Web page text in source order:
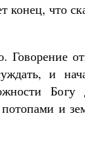
что
Говорение
и
и